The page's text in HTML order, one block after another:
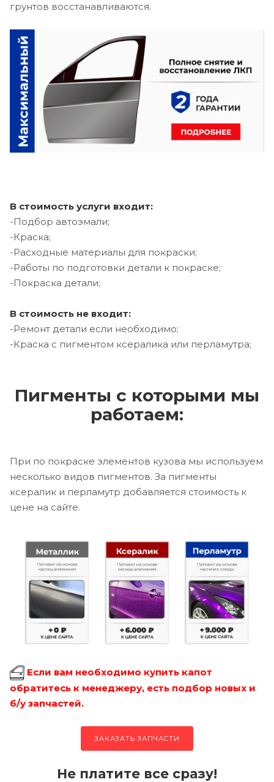
грунтов восстанавливаются.
В стоимость услуги входит:
-Подбор автоэмали;
-Краска;
-Расходные материалы для покраски;
-Работы по подготовки детали к покраске;
-Покраска детали;
В стоимость не входит:
-Ремонт детали если необходимо;
-Краска с пигментом ксералика или перламутра;
Пигменты с которыми мы
работаем:
При по покраске элементов кузова мы используем
несколько видов пигментов. За пигменты
ксералик и перламутр добавляется стоимость к
цене на сайте.
Если вам необходимо купить капот
обратитесь к менеджеру, есть подбор новых и
б/у запчастей.
ЗАКАЗАТЬ ЗАПЧАСТИ
Не платите все сразу!